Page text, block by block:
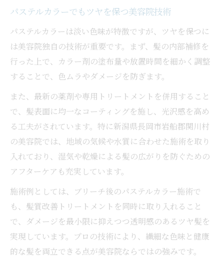
パステルカラーでもツヤを保つ美容院技術
パステルカラーは淡い色味が特徴ですが、ツヤを保つに
は美容院独自の技術が重要です。まず、髪の内部補修を
行った上で、カラー剤の塗布量や放置時間を細かく調整
することで、色ムラやダメージを防ぎます。
また、最新の薬剤や専用トリートメントを併用すること
で、髪表面に均一なコーティングを施し、光沢感を高め
る工夫がされています。特に新潟県長岡市岩船郡関川村
の美容院では、地域の気候や水質に合わせた施術を取り
入れており、湿気や乾燥による髪の広がりを防ぐための
アフターケアも充実しています。
施術例としては、ブリーチ後のパステルカラー施術で
も、髪質改善トリートメントを同時に取り入れること
で、ダメージを最小限に抑えつつ透明感のあるツヤ髪を
実現しています。プロの技術により、繊細な色味と健康
的な髪を両立できる点が美容院ならではの強みです。